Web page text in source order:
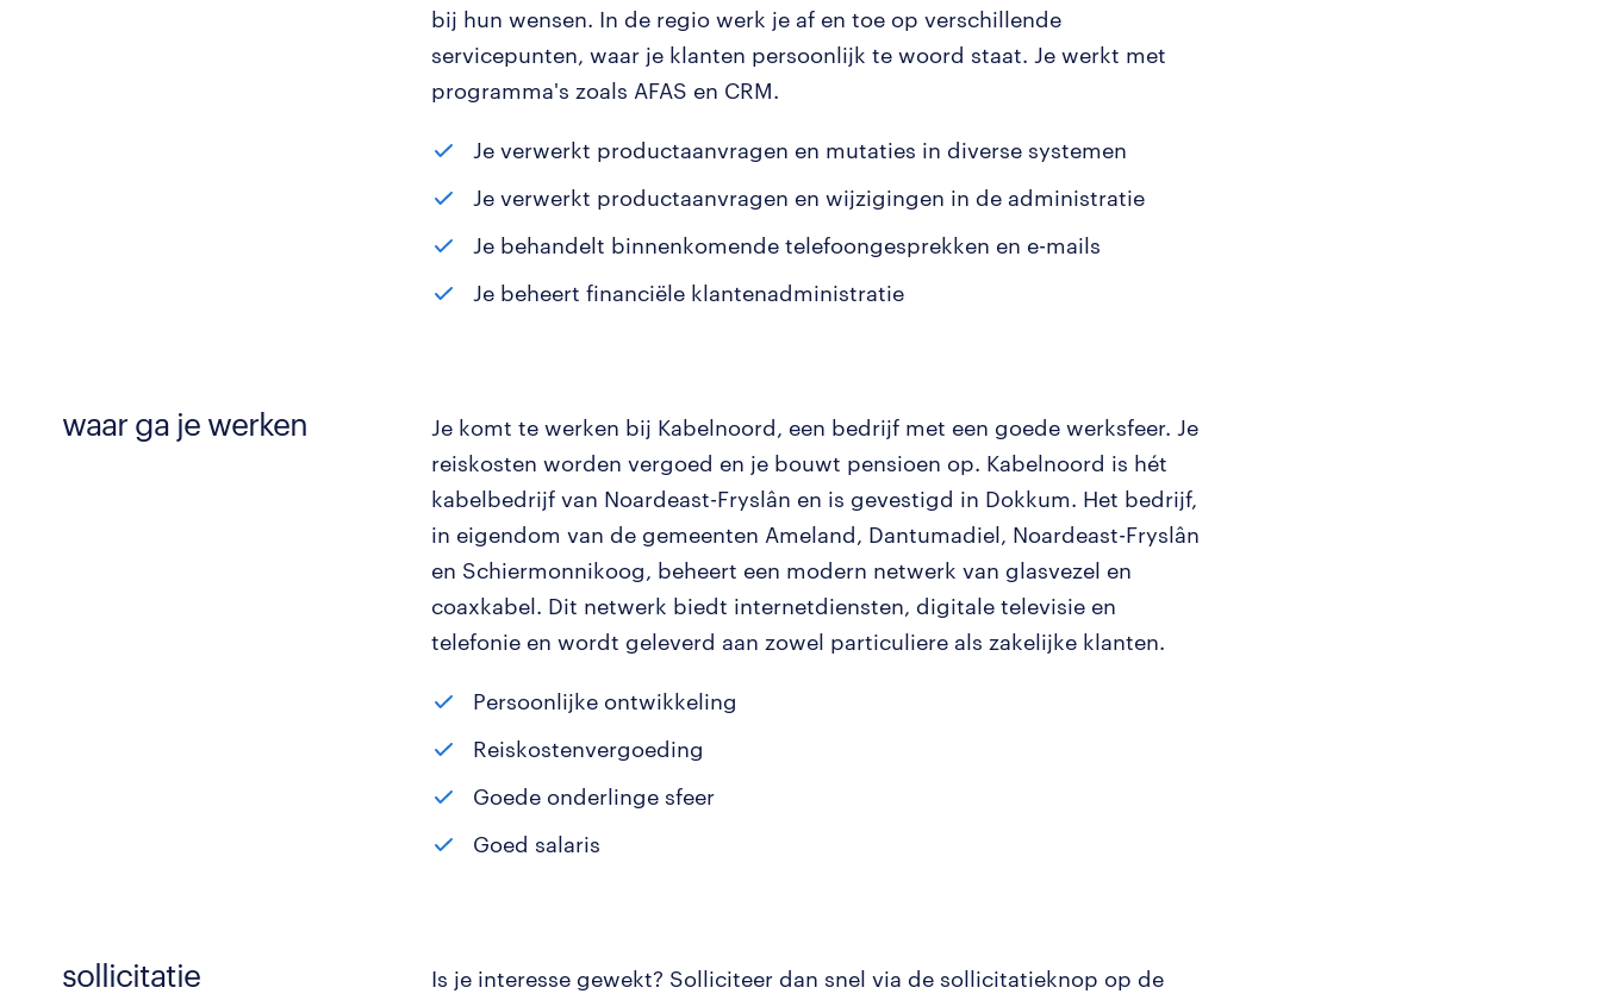
bij hun wensen. In de regio werk je af en toe op verschillende
servicepunten, waar je klanten persoonlijk te woord staat. Je werkt met
programma's zoals AFAS en CRM.
Je verwerkt productaanvragen en mutaties in diverse systemen
Je verwerkt productaanvragen en wijzigingen in de administratie
Je behandelt binnenkomende telefoongesprekken en e-mails
Je beheert financiële klantenadministratie
waar ga je werken
Je komt te werken bij Kabelnoord, een bedrijf met een goede werksfeer. Je
reiskosten worden vergoed en je bouwt pensioen op. Kabelnoord is hét
kabelbedrijf van Noardeast-Fryslân en is gevestigd in Dokkum. Het bedrijf,
in eigendom van de gemeenten Ameland, Dantumadiel, Noardeast-Fryslân
en Schiermonnikoog, beheert een modern netwerk van glasvezel en
coaxkabel. Dit netwerk biedt internetdiensten, digitale televisie en
telefonie en wordt geleverd aan zowel particuliere als zakelijke klanten.
Persoonlijke ontwikkeling
Reiskostenvergoeding
Goede onderlinge sfeer
Goed salaris
sollicitatie
Is je interesse gewekt? Solliciteer dan snel via de sollicitatieknop op de